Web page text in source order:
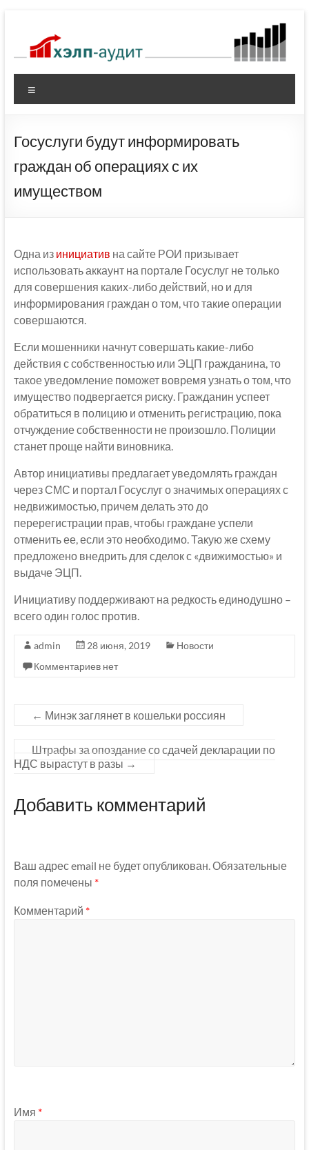
содержимому
Госуслуги будут информировать
граждан об операциях с их
имуществом
Одна из инициатив на сайте РОИ призывает
использовать аккаунт на портале Госуслуг не только
для совершения каких-либо действий, но и для
информирования граждан о том, что такие операции
совершаются.
Если мошенники начнут совершать какие-либо
действия с собственностью или ЭЦП гражданина, то
такое уведомление поможет вовремя узнать о том, что
имущество подвергается риску. Гражданин успеет
обратиться в полицию и отменить регистрацию, пока
отчуждение собственности не произошло. Полиции
станет проще найти виновника.
Автор инициативы предлагает уведомлять граждан
через СМС и портал Госуслуг о значимых операциях с
недвижимостью, причем делать это до
перерегистрации прав, чтобы граждане успели
отменить ее, если это необходимо. Такую же схему
предложено внедрить для сделок с «движимостью» и
выдаче ЭЦП.
Инициативу поддерживают на редкость единодушно –
всего один голос против.
admin 28 июня, 2019
Новости
Комментариев нет
← Минэк заглянет в кошельки россиян
Штрафы за опоздание со сдачей декларации по
НДС вырастут в разы →
Добавить комментарий
Ваш адрес email не будет опубликован. Обязательные
поля помечены *
Комментарий *
Имя *